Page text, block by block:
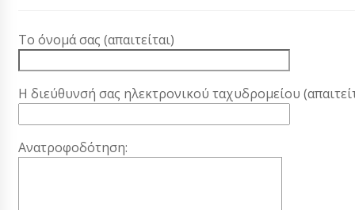
Το όνομά σας (απαιτείται)
Η διεύθυνσή σας ηλεκτρονικού ταχυδρομείου
Ανατροφοδότηση: